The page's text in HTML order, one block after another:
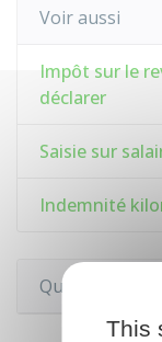
Voir aussi
Impôt sur le
déclarer
Saisie sur
Indemnité
Questions ?
This